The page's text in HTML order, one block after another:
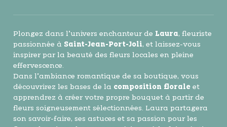
Plongez dans l’univers enchanteur de Laura, fleuriste
passionnée à Saint-Jean-Port-Joli, et laissez-vous
inspirer par la beauté des fleurs locales en pleine
effervescence.
Dans l’ambiance romantique de sa boutique, vous
découvrirez les bases de la composition florale et
apprendrez à créer votre propre bouquet à partir de
fleurs soigneusement sélectionnées. Laura partagera
son savoir-faire, ses astuces et sa passion pour les